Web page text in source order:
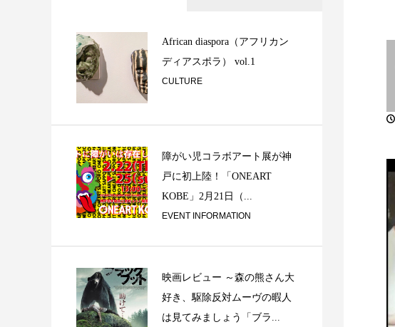
オ「PEI STUDIO...
レコードジャケットと洋服 ②
African diaspora（アフリカン
ディアスポラ） vol.1
CULTURE
障がい児コラボアート展が神
戸に初上陸！「ONEART
KOBE」2月21日（...
EVENT INFORMATION
映画レビュー ～森の熊さん大
好き、駆除反対ムーヴの暇人
は見てみましょう「ブラ...